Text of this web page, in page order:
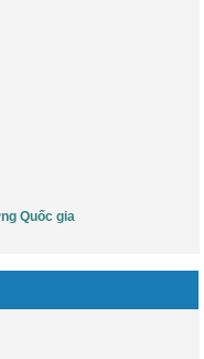
Quốc gia